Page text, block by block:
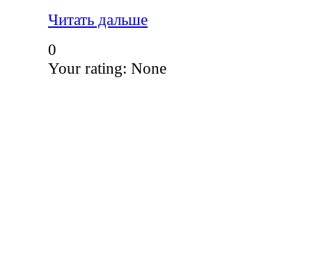
Читать дальше
0
Your rating: None